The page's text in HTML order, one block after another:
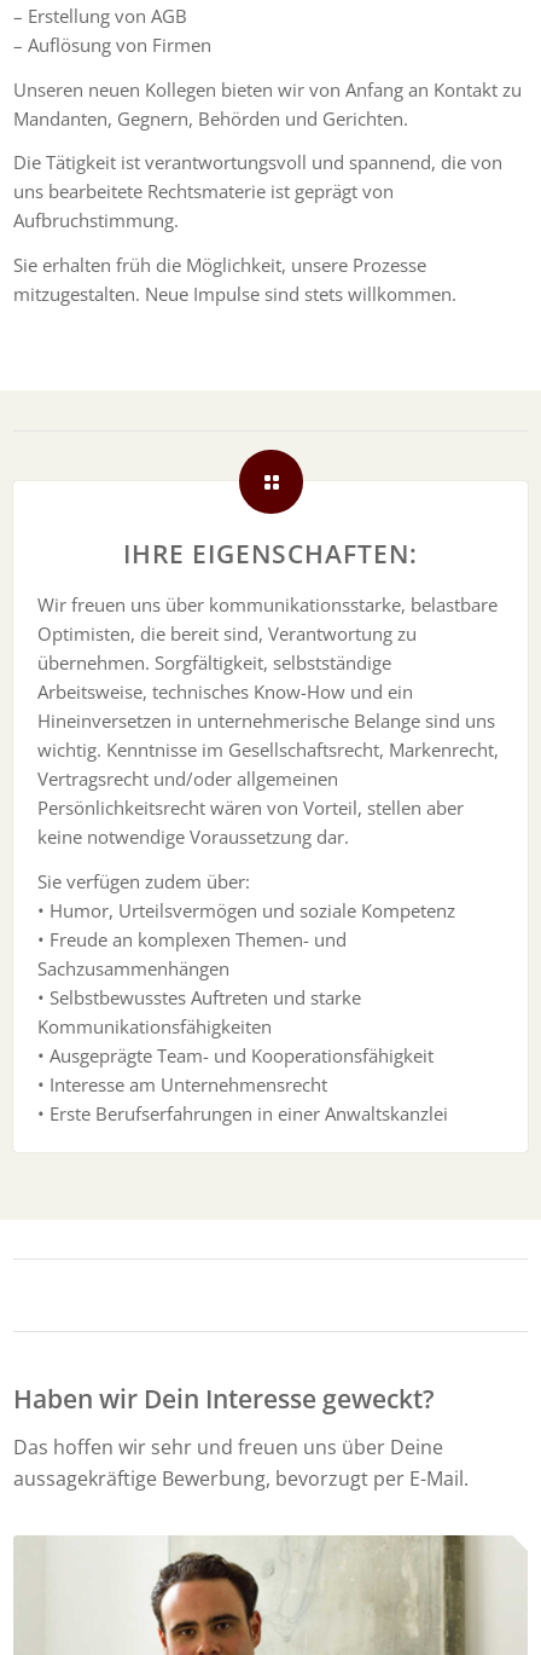
– Erstellung von AGB
– Auflösung von Firmen
Unseren neuen Kollegen bieten wir von Anfang an Kontakt zu
Mandanten, Gegnern, Behörden und Gerichten.
Die Tätigkeit ist verantwortungsvoll und spannend, die von
uns bearbeitete Rechtsmaterie ist geprägt von
Aufbruchstimmung.
Sie erhalten früh die Möglichkeit, unsere Prozesse
mitzugestalten. Neue Impulse sind stets willkommen.
IHRE EIGENSCHAFTEN:
Wir freuen uns über kommunikationsstarke, belastbare
Optimisten, die bereit sind, Verantwortung zu
übernehmen. Sorgfältigkeit, selbstständige
Arbeitsweise, technisches Know-How und ein
Hineinversetzen in unternehmerische Belange sind uns
wichtig. Kenntnisse im Gesellschaftsrecht, Markenrecht,
Vertragsrecht und/oder allgemeinen
Persönlichkeitsrecht wären von Vorteil, stellen aber
keine notwendige Voraussetzung dar.
Sie verfügen zudem über:
• Humor, Urteilsvermögen und soziale Kompetenz
• Freude an komplexen Themen- und
Sachzusammenhängen
• Selbstbewusstes Auftreten und starke
Kommunikationsfähigkeiten
• Ausgeprägte Team- und Kooperationsfähigkeit
• Interesse am Unternehmensrecht
• Erste Berufserfahrungen in einer Anwaltskanzlei
Haben wir Dein Interesse geweckt?
Das hoffen wir sehr und freuen uns über Deine
aussagekräftige Bewerbung, bevorzugt per E-Mail.